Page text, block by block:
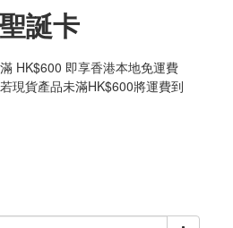
誕卡
HK$600 即享香港本地免運費
現貨產品未滿HK$600將運費到